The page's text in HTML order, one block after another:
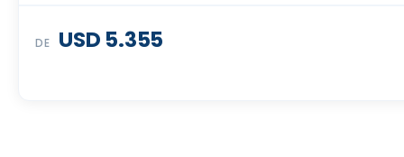
DE USD 5.355